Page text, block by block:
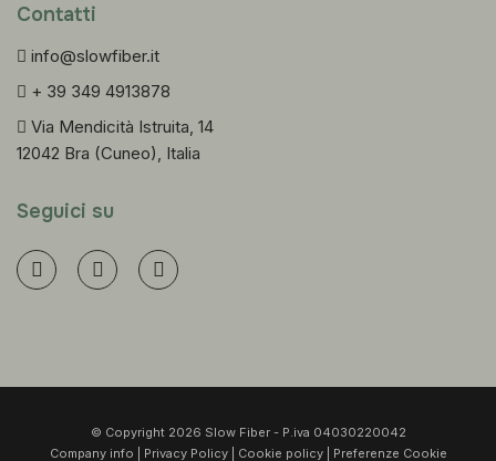
Seguici su
Contatti
info@slowfiber.it
+ 39 349 4913878
Via Mendicità Istruita, 14
12042 Bra (Cuneo), Italia
© Copyright 2026 Slow Fiber - P.iva 04030220042
Company info
Privacy Policy| Cookie policy| Preferenze Cookie